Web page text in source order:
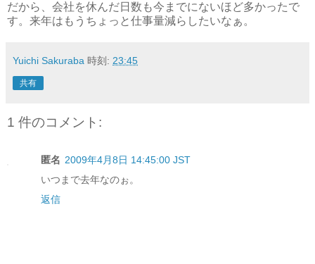
だから、会社を休んだ日数も今までにないほど多かったで
す。来年はもうちょっと仕事量減らしたいなぁ。
Yuichi Sakuraba 時刻: 23:45
共有
1 件のコメント:
匿名 2009年4月8日 14:45:00 JST
いつまで去年なのぉ。
返信